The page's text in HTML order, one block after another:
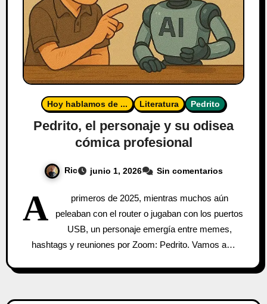
Hoy hablamos de ... Literatura Pedrito
Pedrito, el personaje y su odisea
cómica profesional
Ric junio 1, 2026 Sin comentarios
A
primeros de 2025, mientras muchos aún
peleaban con el router o jugaban con los puertos
USB, un personaje emergía entre memes,
hashtags y reuniones por Zoom: Pedrito. Vamos a…